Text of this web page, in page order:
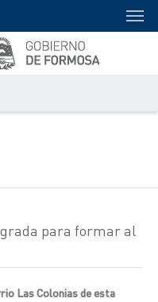
para formar al
Las Colonias de esta